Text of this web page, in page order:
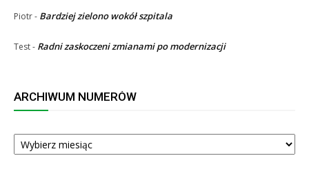
Piotr- Bardziej zielono wokół szpitala
Test- Radni zaskoczeni zmianami po modernizacji
ARCHIWUM NUMERÓW
ARCHIWUM
NUMERÓW